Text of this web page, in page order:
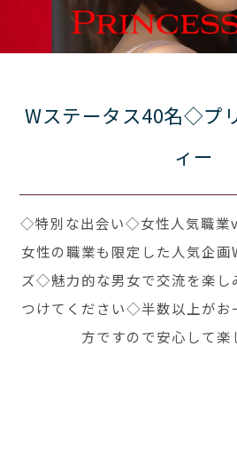
Wステータス40名◇プ
ィー
◇特別な出会い◇女性人気職業
女性の職業も限定した人気企画
ズ◇魅力的な男女で交流を楽し
つけてください◇半数以上がお
方ですので安心して